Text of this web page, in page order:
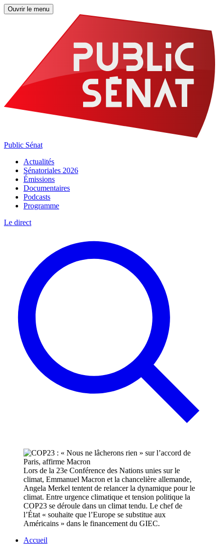
Ouvrir le menu
Public Sénat
Actualités
Sénatoriales 2026
Émissions
Documentaires
Podcasts
Programme
Le direct
Lors de la 23e Conférence des Nations unies sur le
climat, Emmanuel Macron et la chancelière allemande,
Angela Merkel tentent de relancer la dynamique pour le
climat. Entre urgence climatique et tension politique la
COP23 se déroule dans un climat tendu. Le chef de
l’État « souhaite que l’Europe se substitue aux
Américains » dans le financement du GIEC.
Accueil